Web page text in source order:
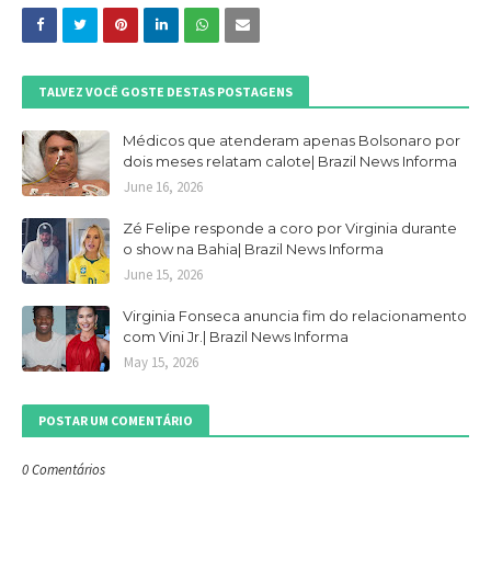
TALVEZ VOCÊ GOSTE DESTAS POSTAGENS
Médicos que atenderam apenas Bolsonaro por
dois meses relatam calote| Brazil News Informa
June 16, 2026
Zé Felipe responde a coro por Virginia durante
o show na Bahia| Brazil News Informa
June 15, 2026
Virginia Fonseca anuncia fim do relacionamento
com Vini Jr.| Brazil News Informa
May 15, 2026
POSTAR UM COMENTÁRIO
0 Comentários